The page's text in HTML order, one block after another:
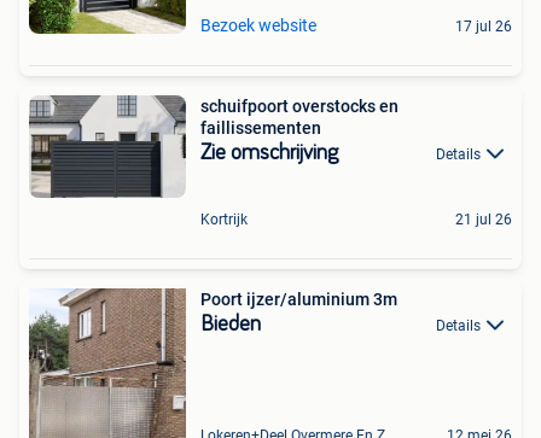
Bezoek website 17 jul 26
schuifpoort overstocks en
faillissementen
Zie omschrijving Details
Kortrijk 21 jul 26
Poort ijzer/aluminium 3m
Bieden Details